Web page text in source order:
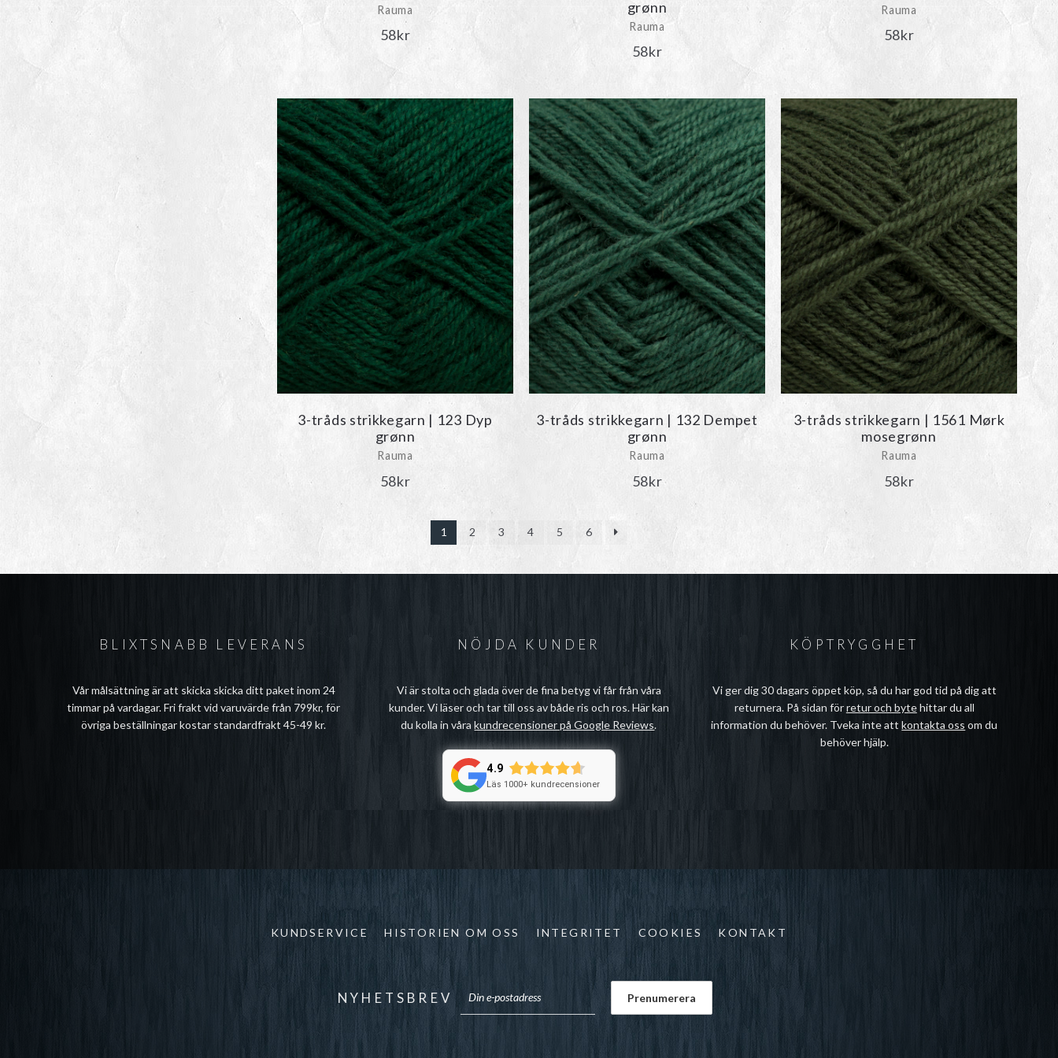
Rauma
58kr
grønn
Rauma
58kr
Rauma
58kr
3-tråds strikkegarn | 123 Dyp
grønn
Rauma
58kr
3-tråds strikkegarn | 132 Dempet
grønn
Rauma
58kr
3-tråds strikkegarn | 1561 Mørk
mosegrønn
Rauma
58kr
1 2 3 4 5 6
BLIXTSNABB LEVERANS
Vår målsättning är att skicka skicka ditt paket inom 24
timmar på vardagar. Fri frakt vid varuvärde från 799kr, för
övriga beställningar kostar standardfrakt 45-49 kr.
NÖJDA KUNDER
Vi är stolta och glada över de fina betyg vi får från våra
kunder. Vi läser och tar till oss av både ris och ros. Här kan
du kolla in vårakundrecensioner på Google Reviews.
4.9
Läs 1000+ kundrecensioner
KÖPTRYGGHET
Vi ger dig 30 dagars öppet köp, så du har god tid på dig att
returnera. På sidan förretur och bytehittar du all
information du behöver. Tveka inte attkontakta oss om du
behöver hjälp.
KUNDSERVICE HISTORIEN OM OSS INTEGRITET COOKIES KONTAKT
NYHETSBREV